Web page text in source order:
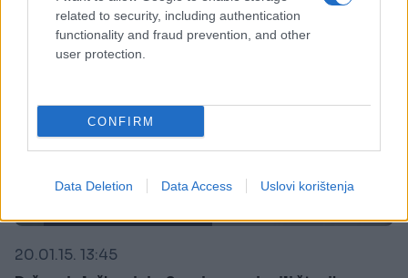
related to security, including authentication
functionality and fraud prevention, and other
user protection.
CONFIRM
Data Deletion Data Access Uslovi korištenja
20.01.15. 13:45